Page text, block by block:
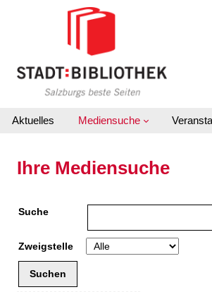
Zur Detailanzeige springen
Aktuelles Mediensuche
Ihre Mediensuche
Suche
Zweigstelle